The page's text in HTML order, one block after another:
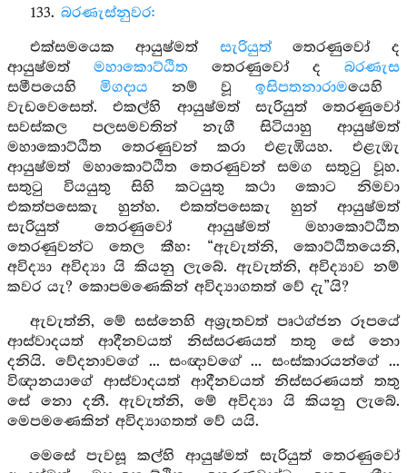
133. බරණැස්නුවර:
එක්සමයෙක ආයුෂ්මත් සැරියුත්තෙරණුවෝ ද
ආයුෂ්මත් මහාකොට්ඨිත තෙරණුවෝ ද බරණැස
සමීපයෙහි මිගදාය නම් වූඉසිපතනාරාමයෙහි
වැඩවෙසෙත්. එකල්හි ආයුෂ්මත් සැරියුත් තෙරණුවෝ
සවස්කල පලසමවතින් නැගී සිටියාහු ආයුෂ්මත්
මහාකොට්ඨිත තෙරණුවන් කරා එළැඹියහ. එළැඹැ
ආයුෂ්මත් මහාකොට්ඨිත තෙරණුවන් සමග සතුටු වූහ.
සතුටු වියයුතු සිහි කටයුතු කථා කොට නිමවා
එකත්පසෙකැ හුන්හ. එකත්පසෙකැ හුන් ආයුෂ්මත්
සැරියුත් තෙරණුවෝ ආයුෂ්මත් මහාකොට්ඨිත
තෙරණුවන්ට තෙල කීහ: “ඇවැත්නි, කොට්ඨිතයෙනි,
අවිද්‍යා අවිද්‍යා යි කියනු ලැබේ. ඇවැත්නි, අවිද්‍යාව නම්
කවර යැ? කොපමණෙකින් අවිද්‍යාගතත් වේ දැ”යි?
ඇවැත්නි, මේ සස්නෙහි අශ්‍රැතවත් පෘථග්ජන රූපයේ
ආස්වාදයත් ආදීනවයත් නිස්සරණයත් තතු සේ නො
දනියි. වේදනාවගේ ... සංඥාවගේ ... සංස්කාරයන්ගේ ...
විඥානයාගේ ආස්වාදයත් ආදීනවයත් නිස්සරණයත් තතු
සේ නො දනී. ඇවැත්නි, මේ අවිද්‍යා යි කියනු ලැබේ.
මෙපමණෙකින් අවිද්‍යාගතත් වේ යයි.
මෙසේ පැවසූ කල්හි ආයුෂ්මත් සැරියුත් තෙරණුවෝ